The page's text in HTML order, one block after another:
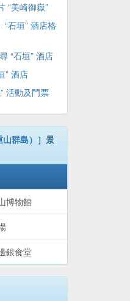
“美崎御嶽”
“石垣” 酒店格
“石垣” 酒店
” 酒店
活動及門票
群島） ］景
博物館
銀食堂